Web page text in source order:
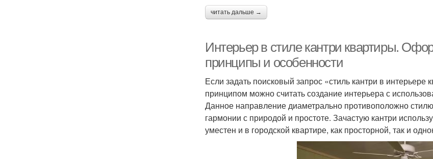
читать дальше →
Интерьер в стиле кантри квартиры.
принципы и особенности
Если задать поисковый запрос «стиль кантри в
принципом можно считать создание интерьера с
Данное направление диаметрально противоположно
гармонии с природой и простоте. Зачастую кантри
уместен и в городской квартире, как просторной, так и